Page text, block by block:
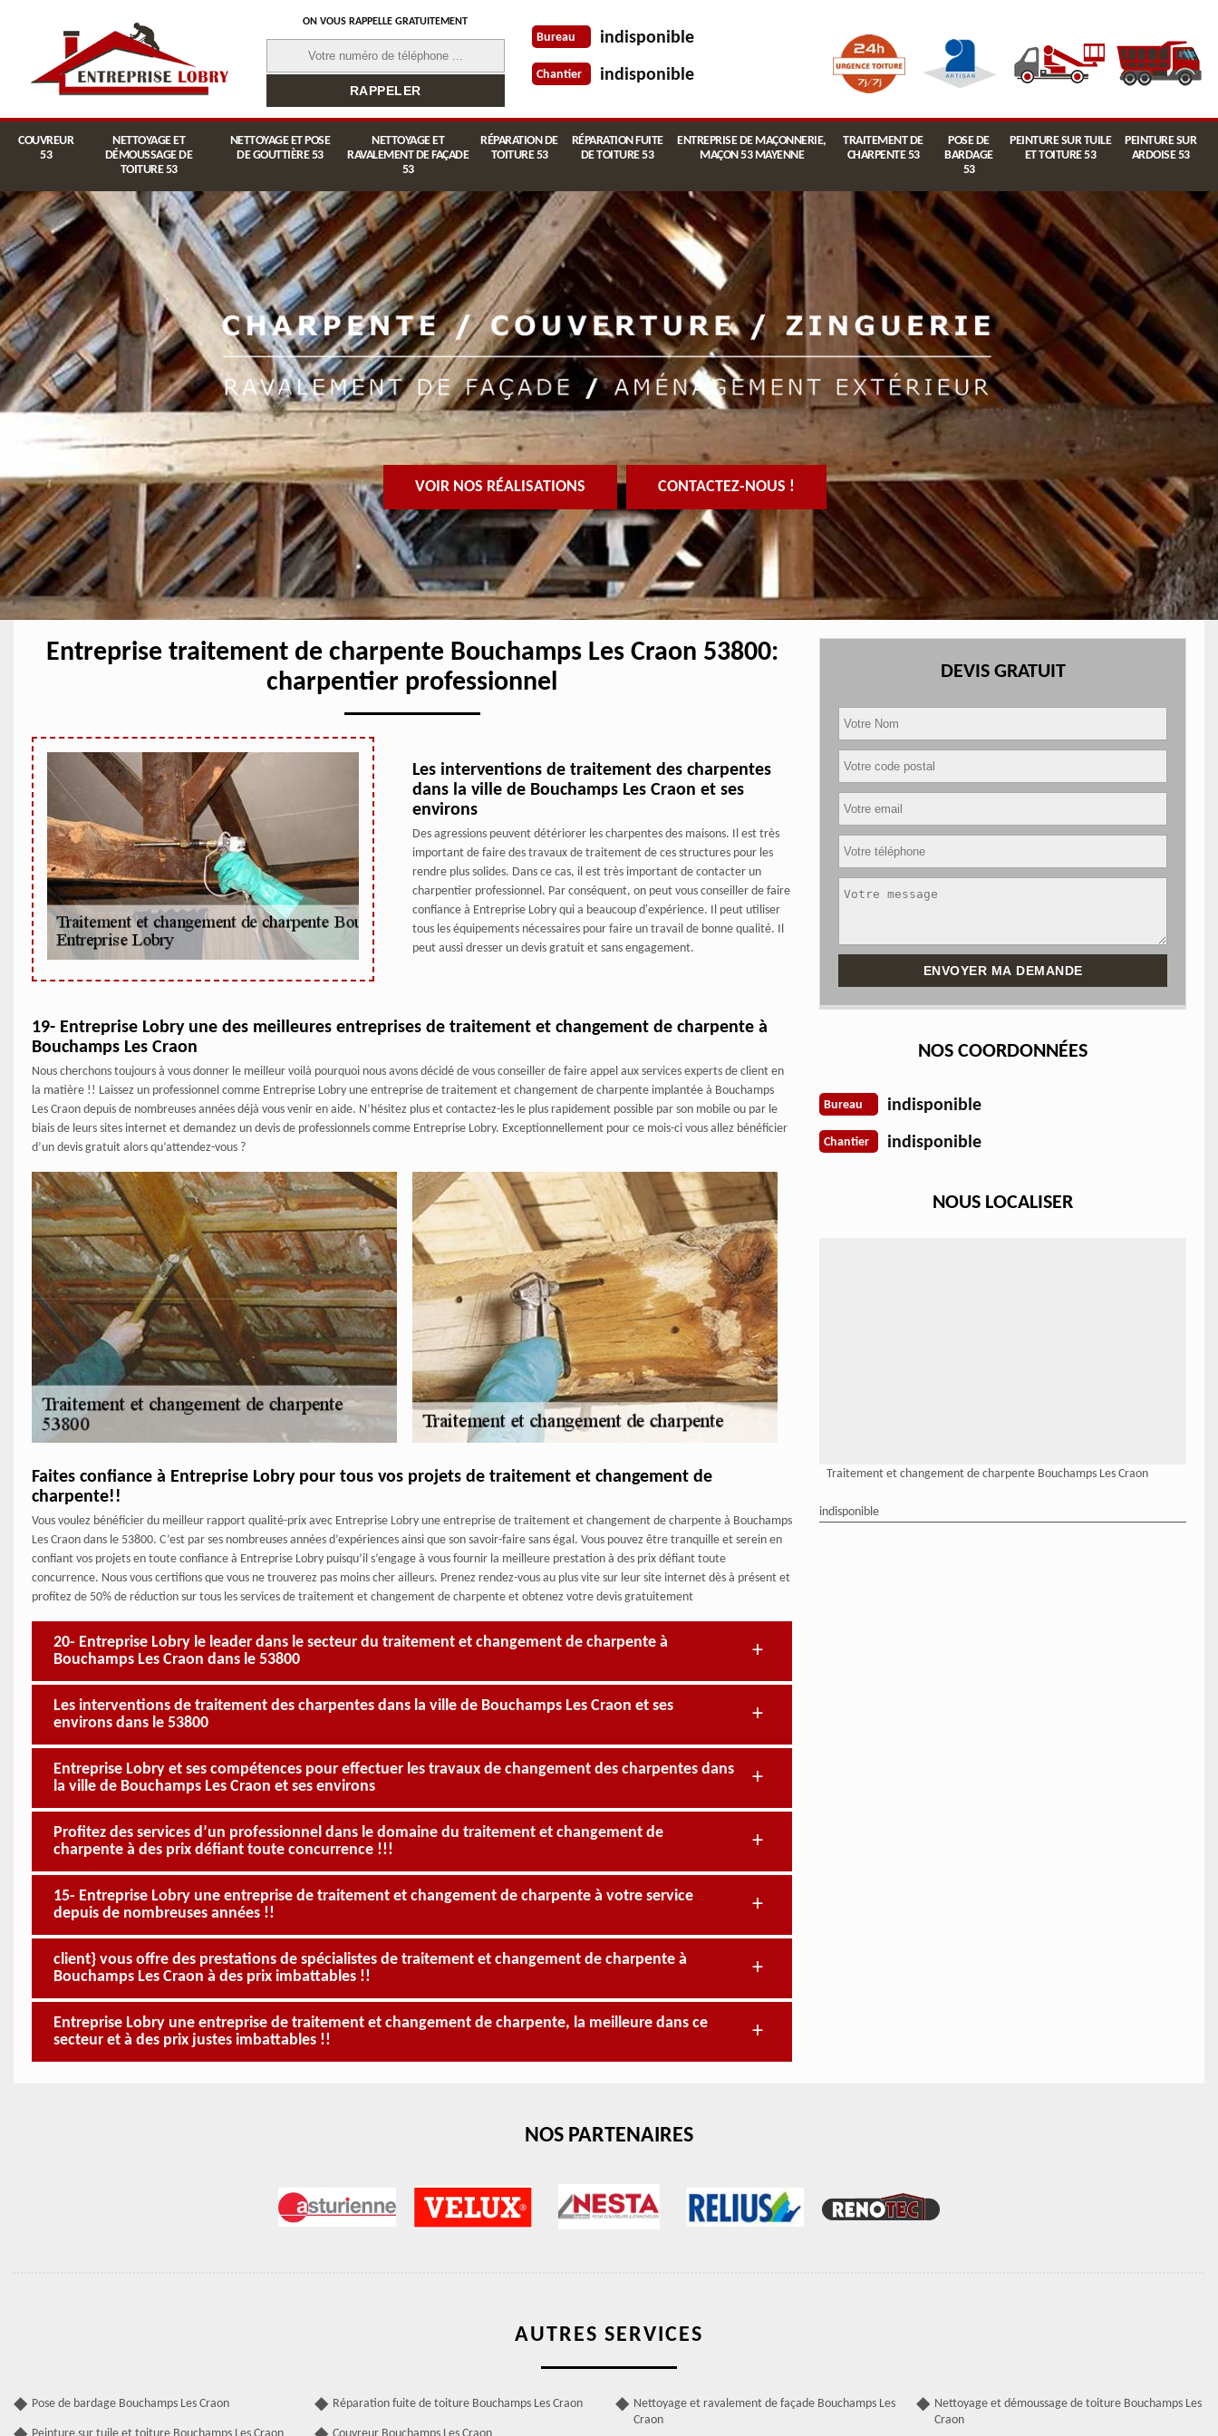
ON VOUS RAPPELLE GRATUITEMENT
Bureau indisponible
Chantier indisponible
COUVREUR
53
NETTOYAGE ET
DÉMOUSSAGE DE
TOITURE 53
NETTOYAGE ET POSE
DE GOUTTIÈRE 53
NETTOYAGE ET
RAVALEMENT DE FAÇADE
53
RÉPARATION DE
TOITURE 53
RÉPARATION FUITE
DE TOITURE 53
ENTREPRISE DE MAÇONNERIE,
MAÇON 53 MAYENNE
TRAITEMENT DE
CHARPENTE 53
POSE DE
BARDAGE
53
PEINTURE SUR TUILE
ET TOITURE 53
PEINTURE SUR
ARDOISE 53
VOIR NOS RÉALISATIONS CONTACTEZ-NOUS !
Entreprise traitement de charpente Bouchamps Les Craon 53800:
charpentier professionnel
Les interventions de traitement des charpentes
dans la ville de Bouchamps Les Craon et ses
environs
Des agressions peuvent détériorer les charpentes des maisons. Il est très
important de faire des travaux de traitement de ces structures pour les
rendre plus solides. Dans ce cas, il est très important de contacter un
charpentier professionnel. Par conséquent, on peut vous conseiller de faire
confiance à Entreprise Lobry qui a beaucoup d'expérience. Il peut utiliser
tous les équipements nécessaires pour faire un travail de bonne qualité. Il
peut aussi dresser un devis gratuit et sans engagement.
19- Entreprise Lobry une des meilleures entreprises de traitement et changement de charpente à
Bouchamps Les Craon
Nous cherchons toujours à vous donner le meilleur voilà pourquoi nous avons décidé de vous conseiller de faire appel aux services experts de client en
la matière !! Laissez un professionnel comme Entreprise Lobry une entreprise de traitement et changement de charpente implantée à Bouchamps
Les Craon depuis de nombreuses années déjà vous venir en aide. N’hésitez plus et contactez-les le plus rapidement possible par son mobile ou par le
biais de leurs sites internet et demandez un devis de professionnels comme Entreprise Lobry. Exceptionnellement pour ce mois-ci vous allez bénéficier
d’un devis gratuit alors qu’attendez-vous ?
Faites confiance à Entreprise Lobry pour tous vos projets de traitement et changement de
charpente!!
Vous voulez bénéficier du meilleur rapport qualité-prix avec Entreprise Lobry une entreprise de traitement et changement de charpente à Bouchamps
Les Craon dans le 53800. C’est par ses nombreuses années d’expériences ainsi que son savoir-faire sans égal. Vous pouvez être tranquille et serein en
confiant vos projets en toute confiance à Entreprise Lobry puisqu’il s’engage à vous fournir la meilleure prestation à des prix défiant toute
concurrence. Nous vous certifions que vous ne trouverez pas moins cher ailleurs. Prenez rendez-vous au plus vite sur leur site internet dès à présent et
profitez de 50% de réduction sur tous les services de traitement et changement de charpente et obtenez votre devis gratuitement
20- Entreprise Lobry le leader dans le secteur du traitement et changement de charpente à
Bouchamps Les Craon dans le 53800
Les interventions de traitement des charpentes dans la ville de Bouchamps Les Craon et ses
environs dans le 53800
Entreprise Lobry et ses compétences pour effectuer les travaux de changement des charpentes dans
la ville de Bouchamps Les Craon et ses environs
Profitez des services d’un professionnel dans le domaine du traitement et changement de
charpente à des prix défiant toute concurrence !!!
15- Entreprise Lobry une entreprise de traitement et changement de charpente à votre service
depuis de nombreuses années !!
client} vous offre des prestations de spécialistes de traitement et changement de charpente à
Bouchamps Les Craon à des prix imbattables !!
Entreprise Lobry une entreprise de traitement et changement de charpente, la meilleure dans ce
secteur et à des prix justes imbattables !!
DEVIS GRATUIT
NOS COORDONNÉES
Bureau indisponible
Chantier indisponible
NOUS LOCALISER
Traitement et changement de charpente Bouchamps Les Craon
indisponible
NOS PARTENAIRES
AUTRES SERVICES
Pose de bardage Bouchamps Les Craon Réparation fuite de toiture Bouchamps Les Craon
Nettoyage et ravalement de façade Bouchamps Les
Craon
Nettoyage et démoussage de toiture Bouchamps Les
Craon